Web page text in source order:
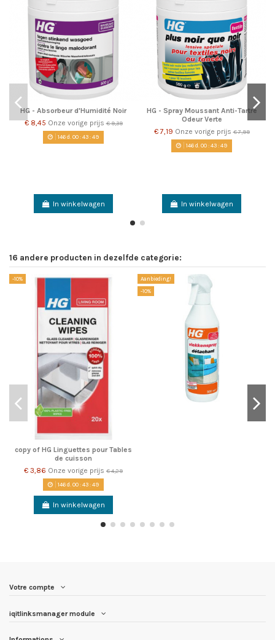
HG - Absorbeur d'Humidité Noir
€ 8,45 Onze vorige prijs€ 9,39
146d. 00:43:49
In winkelwagen
HG - Spray Moussant Anti-Tartre
Odeur Verte
€ 7,19 Onze vorige prijs€ 7,99
146d. 00:43:49
In winkelwagen
16 andere producten in dezelfde categorie:
-10%
copy of HG Linguettes pour Tables
de cuisson
€ 3,86 Onze vorige prijs € 4,29
146d. 00:43:49
In winkelwagen
Aanbieding!
-10%
Votre compte
iqitlinksmanager module